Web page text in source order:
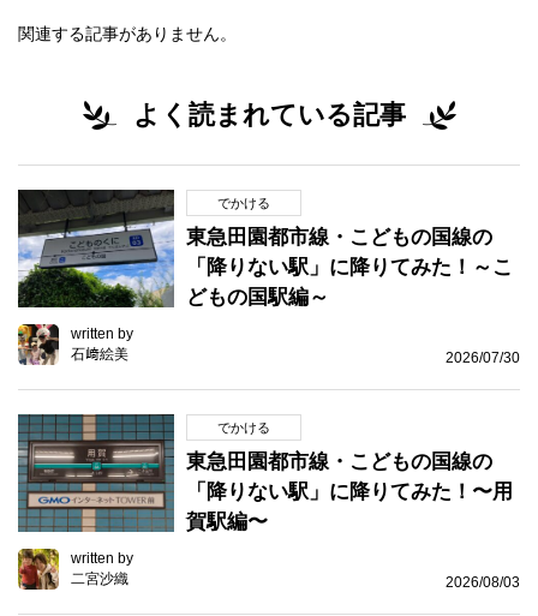
関連する記事がありません。
よく読まれている記事
でかける
東急田園都市線・こどもの国線の
「降りない駅」に降りてみた！～こ
どもの国駅編～
written by
石﨑絵美
2026/07/30
でかける
東急田園都市線・こどもの国線の
「降りない駅」に降りてみた！〜用
賀駅編〜
written by
二宮沙織
2026/08/03